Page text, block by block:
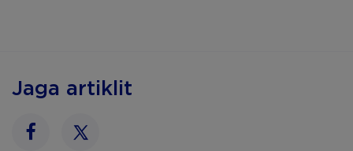
Jaga artiklit
FacebookTwitter